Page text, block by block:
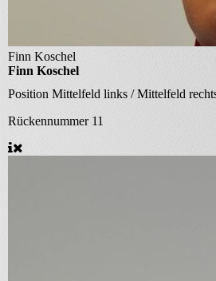
Finn Koschel
Finn Koschel
Position Mittelfeld links / Mittelfeld
Rückennummer 11